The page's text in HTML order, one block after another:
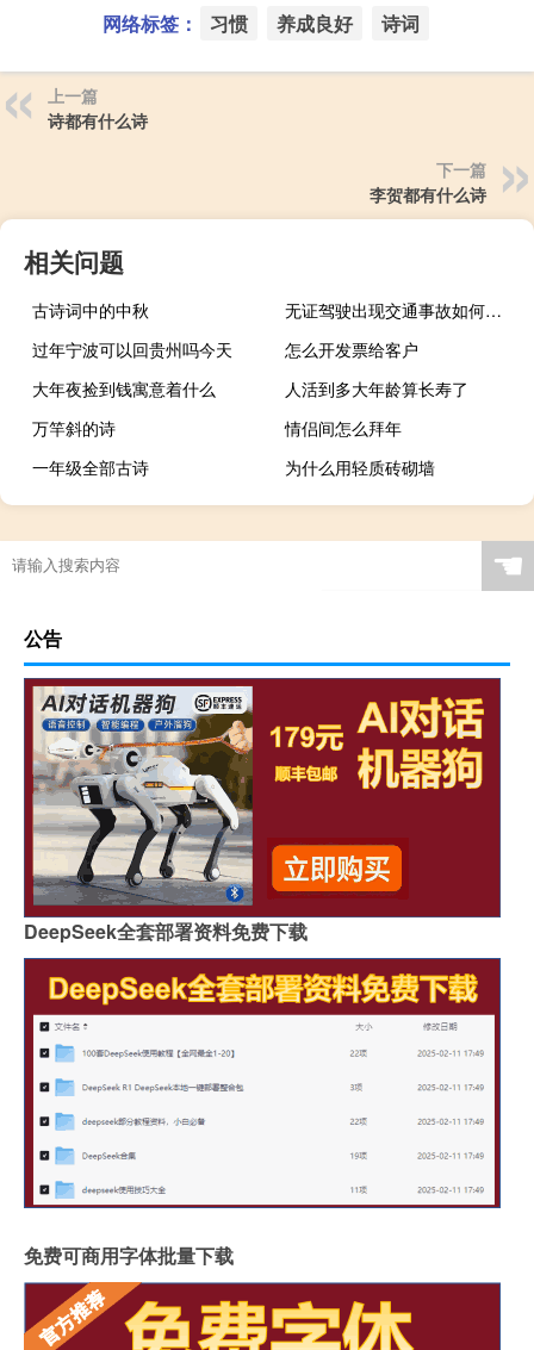
网络标签： 习惯 养成良好 诗词
上一篇
诗都有什么诗
下一篇
李贺都有什么诗
相关问题
古诗词中的中秋
无证驾驶出现交通事故如何处罚
过年宁波可以回贵州吗今天
怎么开发票给客户
大年夜捡到钱寓意着什么
人活到多大年龄算长寿了
万竿斜的诗
情侣间怎么拜年
一年级全部古诗
为什么用轻质砖砌墙
☚
公告
DeepSeek全套部署资料免费下载
免费可商用字体批量下载